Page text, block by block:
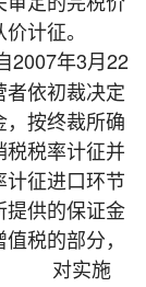
计征。
年3月22
者依初裁决定
按终裁所确
税率计征并
征进口环节
提供的保证金
税的部分，
。 对实施